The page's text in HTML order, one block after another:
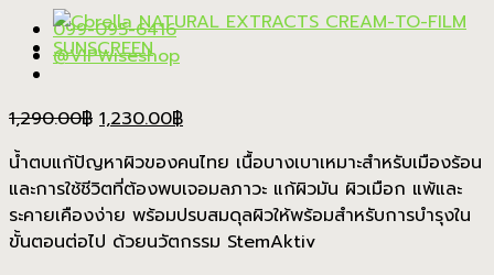
099-095-6416
@VIPWiseshop
1,290.00฿ Original
was:
1,290.00฿.
1,230.00฿Current
is:
1,230.00฿.
น้ำตบแก้ปัญหาผิวของคนไทย เนื้อบางเบาเหมาะสำหรับเมืองร้อน
และการใช้ชีวิตที่ต้องพบเจอมลภาวะ แก้ผิวมัน ผิวเมือก แพ้และ
ระคายเคืองง่าย พร้อมปรบสมดุลผิวให้พร้อมสำหรับการบำรุงใน
ขั้นตอนต่อไป ด้วยนวัตกรรม StemAktiv